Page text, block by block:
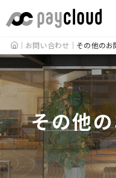
HOMEお問い合わせ その他のお
その他